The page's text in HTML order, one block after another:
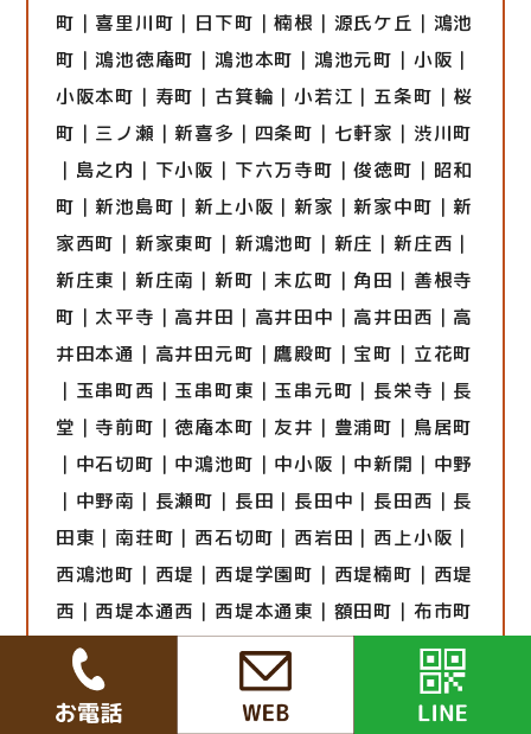
町｜喜里川町｜日下町｜楠根｜源氏ケ丘｜鴻池
町｜鴻池徳庵町｜鴻池本町｜鴻池元町｜小阪｜
小阪本町｜寿町｜古箕輪｜小若江｜五条町｜桜
町｜三ノ瀬｜新喜多｜四条町｜七軒家｜渋川町
｜島之内｜下小阪｜下六万寺町｜俊徳町｜昭和
町｜新池島町｜新上小阪｜新家｜新家中町｜新
家西町｜新家東町｜新鴻池町｜新庄｜新庄西｜
新庄東｜新庄南｜新町｜末広町｜角田｜善根寺
町｜太平寺｜高井田｜高井田中｜高井田西｜高
井田本通｜高井田元町｜鷹殿町｜宝町｜立花町
｜玉串町西｜玉串町東｜玉串元町｜長栄寺｜長
堂｜寺前町｜徳庵本町｜友井｜豊浦町｜鳥居町
｜中石切町｜中鴻池町｜中小阪｜中新開｜中野
｜中野南｜長瀬町｜長田｜長田中｜長田西｜長
田東｜南荘町｜西石切町｜西岩田｜西上小阪｜
西鴻池町｜西堤｜西堤学園町｜西堤楠町｜西堤
西｜西堤本通西｜西堤本通東｜額田町｜布市町
｜箱殿町｜花園西町｜花園東町｜花園本町｜東
石切町｜東上小阪｜東鴻池町｜東豊浦町｜東山
町｜菱江｜菱屋西｜菱屋東｜瓢箪山町｜藤戸新